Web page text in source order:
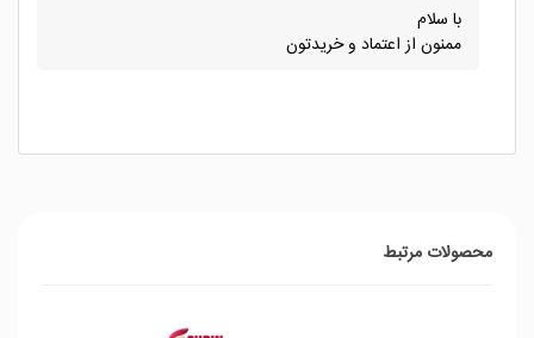
با سلام
ممنون از اعتماد و خریدتون
محصولات مرتبط